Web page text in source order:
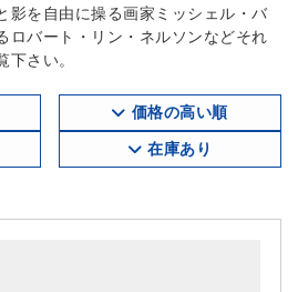
影を自由に操る画家ミッシェル・バ
ロバート・リン・ネルソンなどそれ
下さい。
価格の高い順
在庫あり